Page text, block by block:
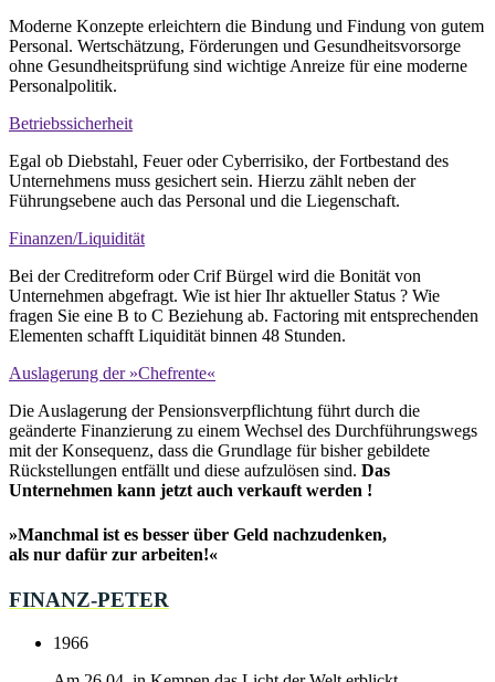
Moderne Konzepte erleichtern die Bindung und Findung von gutem
Personal. Wertschätzung, Förderungen und Gesundheitsvorsorge
ohne Gesundheitsprüfung sind wichtige Anreize für eine moderne
Personalpolitik.
Betriebssicherheit
Egal ob Diebstahl, Feuer oder Cyberrisiko, der Fortbestand des
Unternehmens muss gesichert sein. Hierzu zählt neben der
Führungsebene auch das Personal und die Liegenschaft.
Finanzen/Liquidität
Bei der Creditreform oder Crif Bürgel wird die Bonität von
Unternehmen abgefragt. Wie ist hier Ihr aktueller Status ? Wie
fragen Sie eine B to C Beziehung ab. Factoring mit entsprechenden
Elementen schafft Liquidität binnen 48 Stunden.
Auslagerung der »Chefrente«
Die Auslagerung der Pensionsverpflichtung führt durch die
geänderte Finanzierung zu einem Wechsel des Durchführungswegs
mit der Konsequenz, dass die Grundlage für bisher gebildete
Rückstellungen entfällt und diese aufzulösen sind. Das
Unternehmen kann jetzt auch verkauft werden !
»Manchmal ist es besser über Geld nachzudenken,
als nur dafür zur arbeiten!«
FINANZ-PETER
1966